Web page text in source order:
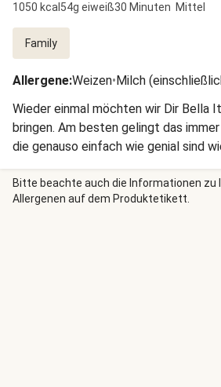
1050 kcal 54g eiweiß30 Minuten Mittel
Family
Allergene:Weizen•Milch
Wieder einmal möchten wir Dir Bella
bringen. Am besten gelingt das
die genauso einfach wie genial sind
selbst!
Bitte beachte auch die Informationen
Allergenen auf dem Produktetikett.